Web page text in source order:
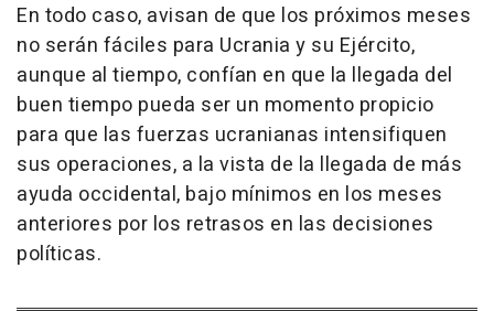
En todo caso, avisan de que los próximos meses
no serán fáciles para Ucrania y su Ejército,
aunque al tiempo, confían en que la llegada del
buen tiempo pueda ser un momento propicio
para que las fuerzas ucranianas intensifiquen
sus operaciones, a la vista de la llegada de más
ayuda occidental, bajo mínimos en los meses
anteriores por los retrasos en las decisiones
políticas.